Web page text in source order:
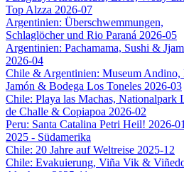
Top Alzza 2026-07
Argentinien: Überschwemmungen,
Schlaglöcher und Rio Paraná 2026-05
Argentinien: Pachamama, Sushi &
2026-04
Chile & Argentinien: Museum Andino,
Jamón & Bodega Los Toneles 2026-03
Chile: Playa las Machas, Nationalpark
de Challe & Copiapoa 2026-02
Peru: Santa Catalina Petri Heil! 2026-01
2025 - Südamerika
Chile: 20 Jahre auf Weltreise 2025-12
Chile: Evakuierung, Viña Vik &